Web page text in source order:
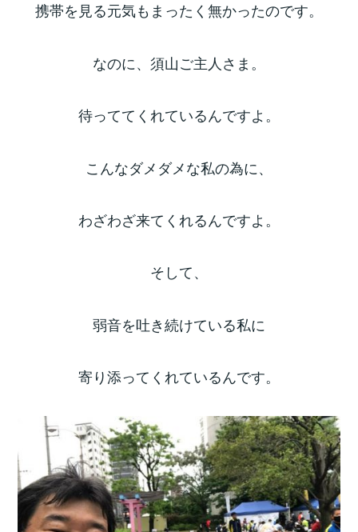
携帯を見る元気もまったく無かったのです。
なのに、須山ご主人さま。
待っててくれているんですよ。
こんなダメダメな私の為に、
わざわざ来てくれるんですよ。
そして、
弱音を吐き続けている私に
寄り添ってくれているんです。